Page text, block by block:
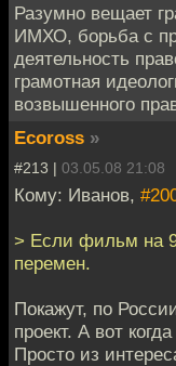
Разумно вещает
ИМХО, борьба с
деятельность
грамотная
возвышенного
Ecoross »
#213 | 03.05.08 21:08
Кому: Иванов,
> Если фильм на
перемен.
Покажут, по
проект. А вот
Просто из